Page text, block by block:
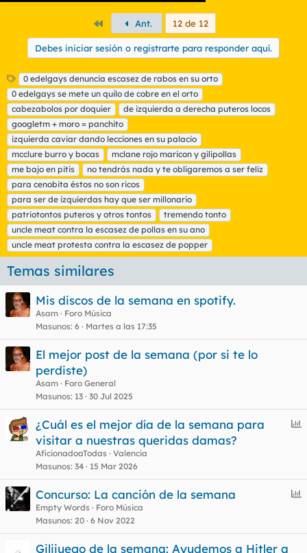
PrimeroAnt. 12 de 12
Debes iniciar sesión o registrarte para responder aquí.
E
t
i
q
u
e
t
a
s
0 edelgays denuncia escasez de rabos en su orto
0 edelgays se mete un quilo de cobre en el orto
cabezabolos por doquier
de izquierda a derecha puteros locos
googletm + moro = panchito
izquierda caviar dando lecciones en su palacio
mcclure burro y bocas
mclane rojo maricon y gilipollas
me bajo en pitis
no tendrás nada y te obligaremos a ser feliz
para cenobita éstos no son ricos
para ser de izquierdas hay que ser millonario
patriotontos puteros y otros tontos
tremendo tonto
uncle meat contra la escasez de pollas en su ano
uncle meat protesta contra la escasez de popper
Temas similares
Mis discos de la semana en spotify.
Asam
Foro Música
Masunos 6 Martes a las 17:35
El mejor post de la semana (por si te lo
perdiste)
Asam
Foro General
Masunos 13 30 Jul 2025
E
e
s
¿Cuál es el mejor día de la semana para
visitar a nuestras queridas damas?
AficionadoaTodas Valencia
Masunos 34 15 Mar 2026
E
u
Concurso: La canción de la semana
Empty Words
Foro Música
Masunos 20 6 Nov 2022
Gilijuego de la semana: Ayudemos a Hitler a